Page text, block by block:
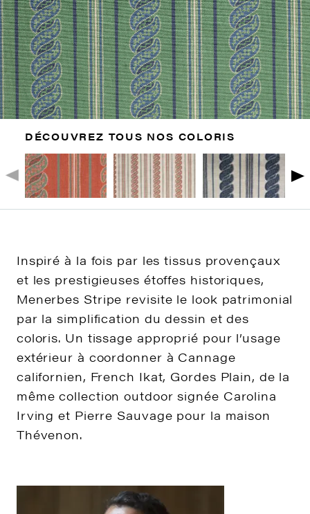
DÉCOUVREZ TOUS NOS COLORIS
Inspiré à la fois par les tissus provençaux
et les prestigieuses étoffes historiques,
Menerbes Stripe revisite le look patrimonial
par la simplification du dessin et des
coloris. Un tissage approprié pour l’usage
extérieur à coordonner à Cannage
californien, French Ikat, Gordes Plain, de la
même collection outdoor signée Carolina
Irving et Pierre Sauvage pour la maison
Thévenon.